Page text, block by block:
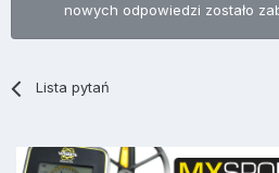
nowych odpowiedzi zostało
Lista pytań